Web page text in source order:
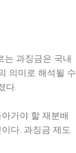
는 과징금은 국내
의미로 해석될 수
다.
가야 할 재분배
다. 과징금 제도